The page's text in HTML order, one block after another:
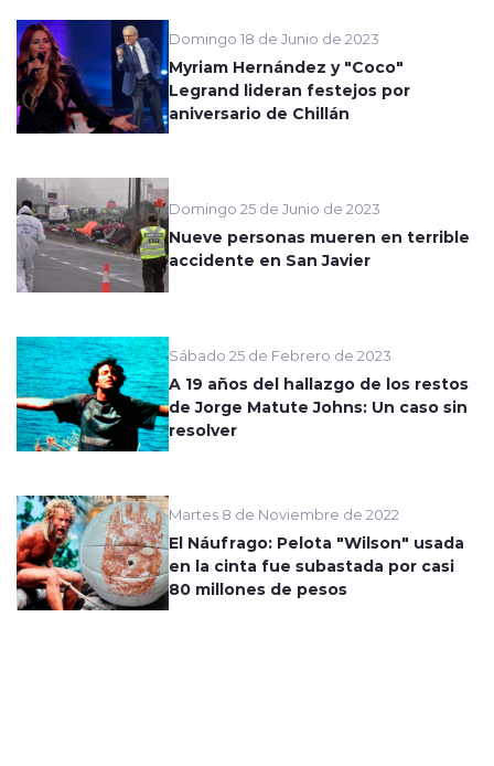
Domingo 18 de Junio de 2023
Myriam Hernández y "Coco"
Legrand lideran festejos por
aniversario de Chillán
Domingo 25 de Junio de 2023
Nueve personas mueren en terrible
accidente en San Javier
Sábado 25 de Febrero de 2023
A 19 años del hallazgo de los restos
de Jorge Matute Johns: Un caso sin
resolver
Martes 8 de Noviembre de 2022
El Náufrago: Pelota "Wilson" usada
en la cinta fue subastada por casi
80 millones de pesos